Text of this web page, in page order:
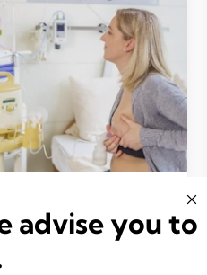
fréquente –
d’initiation
advise you to